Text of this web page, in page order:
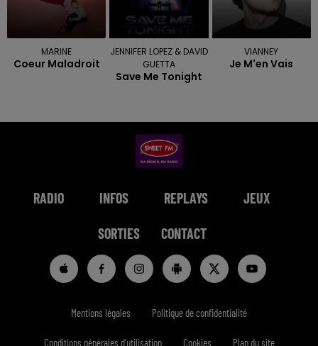
MARINE
Coeur Maladroit
JENNIFER LOPEZ & DAVID
GUETTA
Save Me Tonight
VIANNEY
Je M'en Vais
RADIO INFOS REPLAYS JEUX
SORTIES CONTACT
Mentions légales Politique de confidentialité
Conditions générales d'utilisation Cookies Plan du site